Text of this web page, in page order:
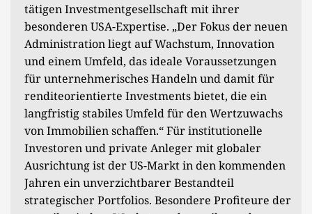
tätigen Investmentgesellschaft mit ihrer
besonderen USA-Expertise. „Der Fokus der neuen
Administration liegt auf Wachstum, Innovation
und einem Umfeld, das ideale Voraussetzungen
für unternehmerisches Handeln und damit für
renditeorientierte Investments bietet, die ein
langfristig stabiles Umfeld für den Wertzuwachs
von Immobilien schaffen.“ Für institutionelle
Investoren und private Anleger mit globaler
Ausrichtung ist der US-Markt in den kommenden
Jahren ein unverzichtbarer Bestandteil
strategischer Portfolios. Besondere Profiteure der